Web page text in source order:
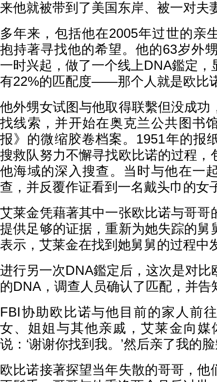
来他就被带到了美国东岸、被一对夫
多年来，包括他在2005年过世的亲
抱持著寻找他的希望。他的63岁外
一时兴起，做了一个线上DNA鑑定，
有22%的匹配度——那个人就是欧比
他外甥女试图与他取得联繫但没成功
找线索，并开始在奥克兰公共图书
报》的微缩胶卷档案。1951年的报
搜救队努力不懈寻找欧比诺的过程，
他海域的深入搜查。当时与他在一
查，并反覆作证看到一名戴头巾的女
艾莱金凭藉著其中一张欧比诺与哥哥
提供足够的证据，重新为她失踪的舅
表示，艾莱金在找到她舅舅的过程中
进行另一次DNA鑑定后，这次是对比
的DNA，调查人员确认了匹配，并告
FBI协助欧比诺与他目前的家人前
女、姐姐与其他亲戚，艾莱金向媒
说：‘谢谢你找到我。’然后亲了我的脸
欧比诺接著探望当年失散的哥哥，他